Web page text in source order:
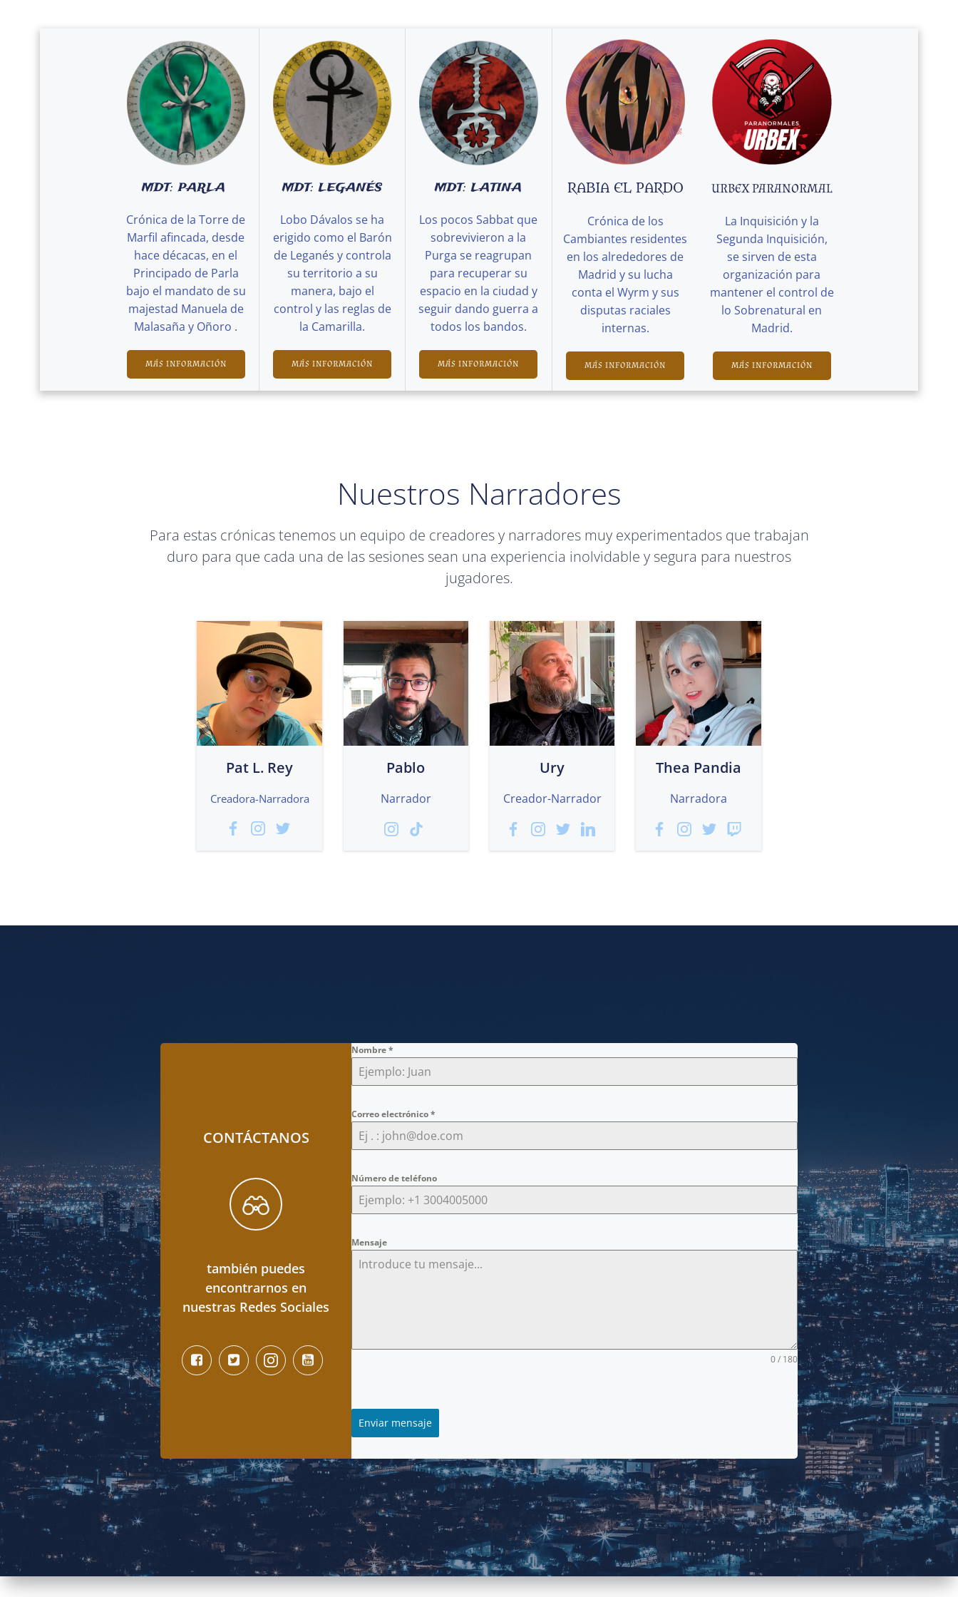
MDT: PARLA
Crónica de la Torre de
Marfil afincada, desde
hace décacas, en el
Principado de Parla
bajo el mandato de su
majestad Manuela de
Malasaña y Oñoro .
MÁS INFORMACIÓN
MDT: LEGANÉS
Lobo Dávalos se ha
erigido como el Barón
de Leganés y controla
su territorio a su
manera, bajo el
control y las reglas de
la Camarilla.
MÁS INFORMACIÓN
MDT: LATINA
Los pocos Sabbat que
sobrevivieron a la
Purga se reagrupan
para recuperar su
espacio en la ciudad y
seguir dando guerra a
todos los bandos.
MÁS INFORMACIÓN
RABIA EL PARDO
Crónica de los
Cambiantes residentes
en los alrededores de
Madrid y su lucha
conta el Wyrm y sus
disputas raciales
internas.
MÁS INFORMACIÓN
URBEX PARANORMAL
La Inquisición y la
Segunda Inquisición,
se sirven de esta
organización para
mantener el control de
lo Sobrenatural en
Madrid.
MÁS INFORMACIÓN
Nuestros Narradores
Para estas crónicas tenemos un equipo de creadores y narradores muy experimentados que trabajan
duro para que cada una de las sesiones sean una experiencia inolvidable y segura para nuestros
jugadores.
Pat L. Rey
Creadora-Narradora
Pablo
Narrador
Ury
Creador-Narrador
Thea Pandia
Narradora
CONTÁCTANOS
también puedes
encontrarnos en
nuestras Redes Sociales
Nombre*
Correo electrónico*
Número de teléfono
Mensaje
0 / 180
Enviar mensaje